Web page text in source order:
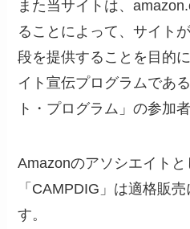
また当サイトは、
ることによって、サイト
段を提供することを目的
イト宣伝プログラムであ
ト・プログラム」の参加者
Amazonのアソシエイトと
「CAMPDIG」は適格販
す。